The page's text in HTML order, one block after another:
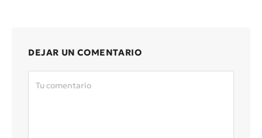
DEJAR UN COMENTARIO